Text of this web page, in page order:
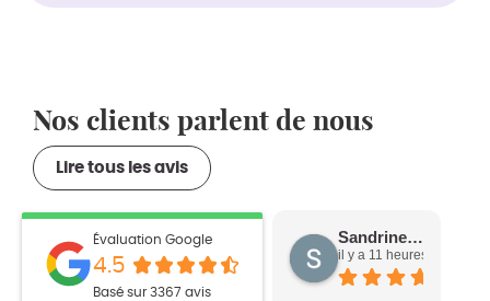
Nos clients parlent de nous
Lire tous les avis
Évaluation Google
4.5
Basé sur 3367 avis
Sandrine C.
il y a 11 heures